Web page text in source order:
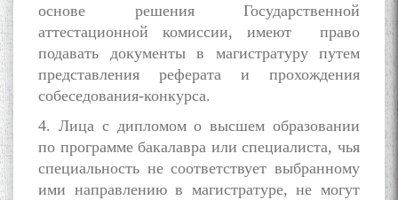
основе решения Государственной
аттестационной комиссии, имеют право
подавать документы в магистратуру путем
представления реферата и прохождения
собеседования-конкурса.
4. Лица с дипломом о высшем образовании
по программе бакалавра или специалиста, чья
специальность не соответствует выбранному
ими направлению в магистратуре, не могут
БА МУНОСИБАТИ
БУЗУРГДОШТИ РӮЗИ РӮДАКӢ